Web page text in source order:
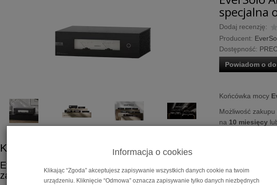
specjalna
Dodaj recenzję:
Producent:
Dostępność:
Powiadom o
Końcówka mocy
Możliwość
na 10 miesięcy
Końcówka mocy Eversolo AMP-F6
Eversolo
| Stereofoniczny wzmacniacz mocy |
zasilania GaN | Wybitna wydajność i szybkość impulsowa | Moc
Informacja o cookies
Klikając “Zgoda” akceptujesz zapisywanie wszystkich danych cookie na twoim
urządzeniu. Kliknięcie “Odmowa” oznacza zapisywanie tylko danych niezbędnych